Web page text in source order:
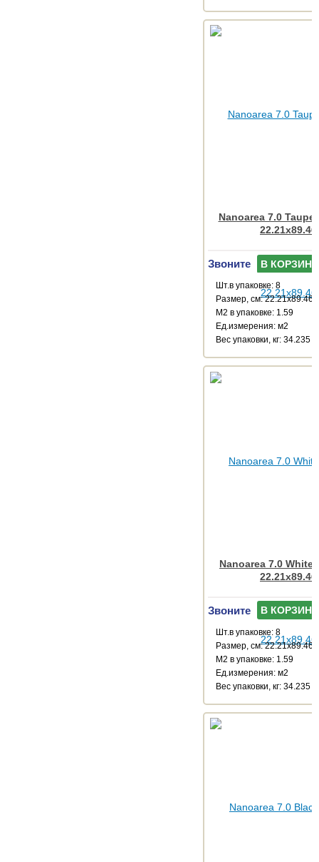
Nanoarea 7.0 Taupe
22.21x89.46
Звоните В КОРЗИНУ
Шт.в упаковке: 8
Размер, см: 22.21x89.46
М2 в упаковке: 1.59
Ед.измерения: м2
Веc упаковки, кг: 34.235
Nanoarea 7.0 White
22.21x89.46
Звоните В КОРЗИНУ
Шт.в упаковке: 8
Размер, см: 22.21x89.46
М2 в упаковке: 1.59
Ед.измерения: м2
Веc упаковки, кг: 34.235